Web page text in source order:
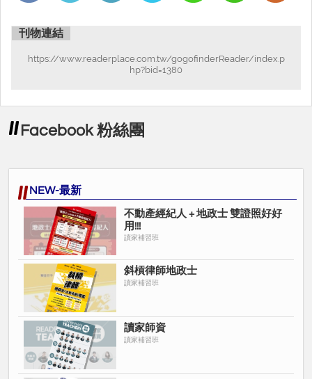
擁有地政士證照後，律師可以在不依賴其他地政士的情況
下，獨立完成產權分割、抵押設定、土地登記等業務。對
律師事務所來說，這不僅節省外包成本，也能縮短案件處
４．拓展非訴業務新機會
地政士證照的律師，能更輕鬆地接下這些高潛力業務，實
現業務多元化。
５． 證照是信任的象徵
即使律師法允許辦理土地登記業務，但對一般民眾而言，
持有地政士證照仍是一種額外的專業保證。這能在競爭激
烈的市場中，讓客戶更放心地選擇您的服務。
總結來說，「斜槓律師地政士」是為律師開闢更廣的專業
深度與業務可能性。雙證照是一種未來趨勢，讓您在不動
刊物連結
https://www.readerplace.com.tw/gogofinderReader/index.p
hp?bid=1380
Facebook 粉絲團
NEW-最新
不動產經紀人 + 地政士 雙證照好好
用!!!
讀家補習班
斜槓律師地政士
讀家補習班
讀家師資
讀家補習班